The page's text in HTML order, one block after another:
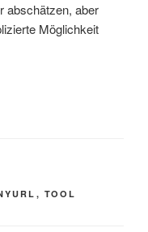
abschätzen, aber
Möglichkeit
, TOOL